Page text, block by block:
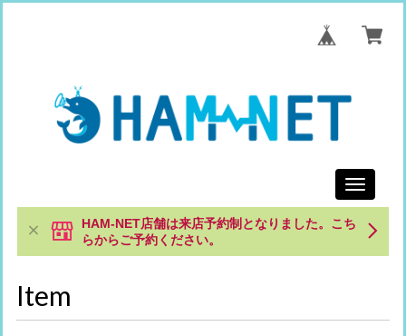
Toggle
HAM-NET店舗は来店予約制となりました。こち
らからご予約ください。
Item